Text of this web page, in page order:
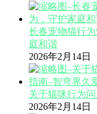
长春宠物猫行
庭和谐
2026年2月14日
关于猫咪行为
2026年2月14日